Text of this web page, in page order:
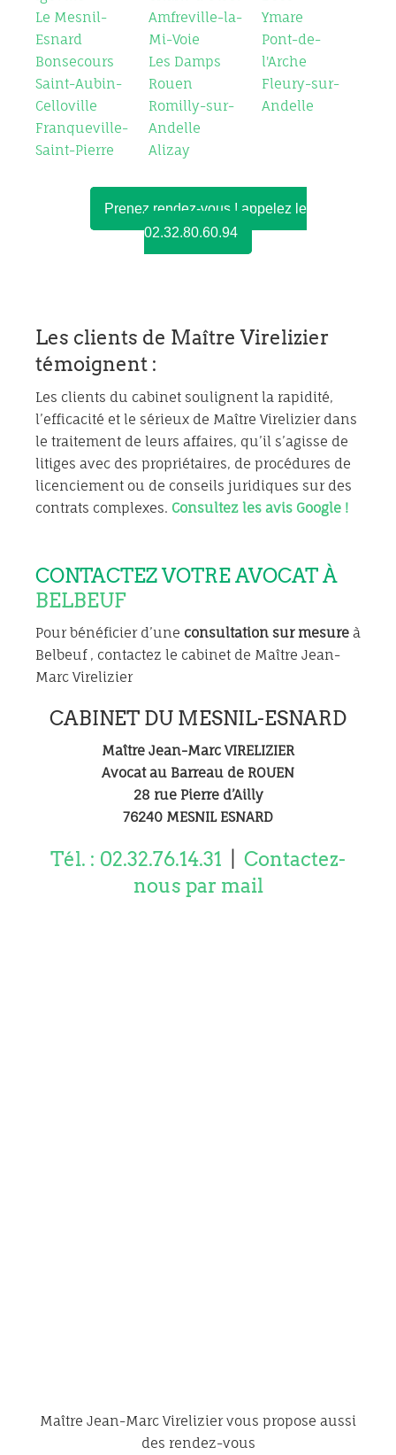
Le Mesnil-
Esnard
Bonsecours
Saint-Aubin-
Celloville
Franqueville-
Saint-Pierre
Amfreville-la-
Mi-Voie
Les Damps
Rouen
Romilly-sur-
Andelle
Alizay
Ymare
Pont-de-
l'Arche
Fleury-sur-
Andelle
Prenez rendez-vous ! appelez le
02.32.80.60.94
Les clients de Maître Virelizier
témoignent :
Les clients du cabinet soulignent la rapidité,
l’efficacité et le sérieux de Maître Virelizier dans
le traitement de leurs affaires, qu’il s’agisse de
litiges avec des propriétaires, de procédures de
licenciement ou de conseils juridiques sur des
contrats complexes. Consultez les avis Google !
CONTACTEZ VOTRE AVOCAT À
BELBEUF
Pour bénéficier d’une consultation sur mesure à
Belbeuf , contactez le cabinet de Maître Jean-
Marc Virelizier
CABINET DU MESNIL-ESNARD
Maître Jean-Marc VIRELIZIER
Avocat au Barreau de ROUEN
28 rue Pierre d’Ailly
76240 MESNIL ESNARD
Tél. : 02.32.76.14.31
Contactez-
nous par mail
Maître Jean-Marc Virelizier vous propose aussi
des rendez-vous